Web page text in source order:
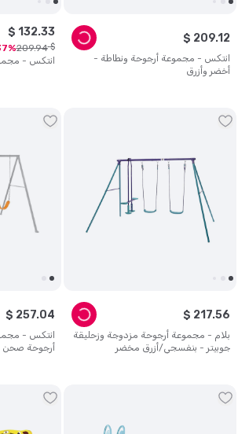
انتكس - مجموعة أرجوحة ونطاطة -
أخضر وأزرق
$ 209.12
انتكس -
$ 132.33
$
209.94
بلام - مجموعة أرجوحة مزدوجة وزحليقة
جوبيتر - بنفسجي/أزرق مخضر
$ 217.56
انتكس -
أرجوحة صحن - 3
$ 257.04